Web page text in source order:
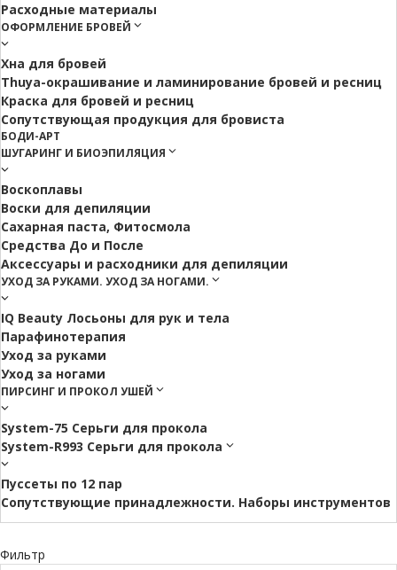
Расходные материалы
ОФОРМЛЕНИЕ БРОВЕЙ
Хна для бровей
Thuya-окрашивание и ламинирование бровей и ресниц
Краска для бровей и ресниц
Сопутствующая продукция для бровиста
БОДИ-АРТ
ШУГАРИНГ И БИОЭПИЛЯЦИЯ
Воскоплавы
Воски для депиляции
Сахарная паста, Фитосмола
Средства До и После
Аксессуары и расходники для депиляции
УХОД ЗА РУКАМИ. УХОД ЗА НОГАМИ.
IQ Beauty Лосьоны для рук и тела
Парафинотерапия
Уход за руками
Уход за ногами
ПИРСИНГ И ПРОКОЛ УШЕЙ
System-75 Серьги для прокола
System-R993 Серьги для прокола
Пуссеты по 12 пар
Cопутствующие принадлежности. Наборы инструментов
Фильтр